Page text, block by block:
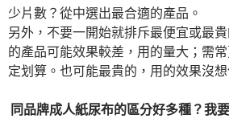
少片數？從中選出最合適的產品。
另外，不要一開始就排斥最便宜或最
的產品可能效果較差， 用的量大；需
定划算。也可能最貴的，用的效果沒想
同品牌成人紙尿布的區分好多種？我